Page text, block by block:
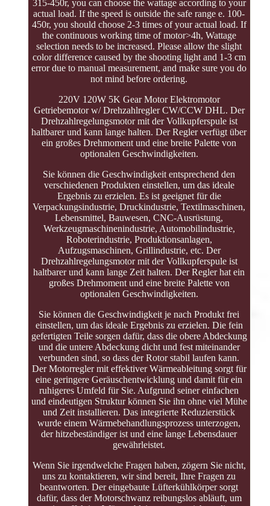
315-450r, you can choose the wattage according to your
actual load. If the speed is outside the safe range e. 100-
450r, you should choose 2-3 times of your actual load. If
the continuous working time of motor>4h, Wattage
selection needs to be increased. Please allow the slight
color difference caused by the shooting light and 1-3 cm
error due to manual measurement, and make sure you do
not mind before ordering.
220V 120W 5K Gear Motor Elektromotor
Getriebemotor w/ Drehzahlregler CW/CCW DHL. Der
Drehzahlregelungsmotor mit der Vollkupferspule ist
haltbarer und kann lange halten. Der Regler verfügt über
ein großes Drehmoment und eine breite Palette von
optionalen Geschwindigkeiten.
Sie können die Geschwindigkeit entsprechend den
verschiedenen Produkten einstellen, um das ideale
Ergebnis zu erzielen. Es ist geeignet für die
Verpackungsindustrie, Druckindustrie, Textilmaschinen,
Lebensmittel, Bauwesen, CNC-Ausrüstung,
Werkzeugmaschinenindustrie, Automobilindustrie,
Roboterindustrie, Produktionsanlagen,
Aufzugsmaschinen, Grillindustrie, etc. Der
Drehzahlregelungsmotor mit der Vollkupferspule ist
haltbarer und kann lange Zeit halten. Der Regler hat ein
großes Drehmoment und eine breite Palette von
optionalen Geschwindigkeiten.
Sie können die Geschwindigkeit je nach Produkt frei
einstellen, um das ideale Ergebnis zu erzielen. Die fein
gefertigten Teile sorgen dafür, dass die obere Abdeckung
und die untere Abdeckung dicht und fest miteinander
verbunden sind, so dass der Rotor stabil laufen kann.
Der Motorregler mit effektiver Wärmeableitung sorgt für
eine geringere Geräuschentwicklung und damit für ein
ruhigeres Umfeld für Sie. Aufgrund seiner einfachen
und eindeutigen Struktur können Sie ihn ohne viel Mühe
und Zeit installieren. Das integrierte Reduzierstück
wurde einem Wärmebehandlungsprozess unterzogen,
der hitzebeständiger ist und eine lange Lebensdauer
gewährleistet.
Wenn Sie irgendwelche Fragen haben, zögern Sie nicht,
uns zu kontaktieren, wir sind bereit, Ihre Fragen zu
beantworten. Der eingebaute Lüfterkühlkörper sorgt
dafür, dass der Motorschwanz reibungslos abläuft, um